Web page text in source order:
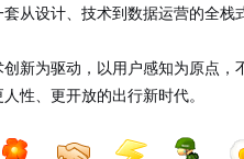
从设计、技术到数据运营的全栈
新为驱动，以用户感知为原点，
性、更开放的出行新时代。